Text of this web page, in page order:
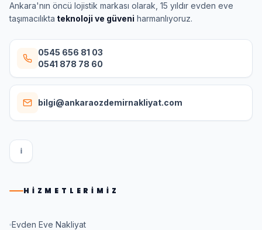
Ankara'nın öncü lojistik markası olarak, 15 yıldır evden eve
taşımacılıkta teknoloji ve güveni harmanlıyoruz.
0545 656 81 03
0541 878 78 60
bilgi@ankaraozdemirnakliyat.com
I
HIZMETLERIMIZ
Evden Eve Nakliyat